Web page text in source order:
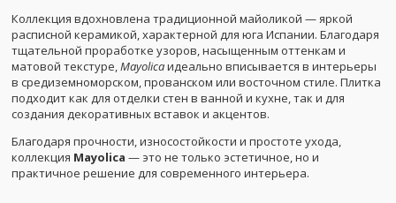
Коллекция вдохновлена традиционной майоликой — яркой
расписной керамикой, характерной для юга Испании. Благодаря
тщательной проработке узоров, насыщенным оттенкам и
матовой текстуре,Mayolicaидеально вписывается в интерьеры
в средиземноморском, прованском или восточном стиле. Плитка
подходит как для отделки стен в ванной и кухне, так и для
создания декоративных вставок и акцентов.
Благодаря прочности, износостойкости и простоте ухода,
коллекция Mayolica — это не только эстетичное, но и
практичное решение для современного интерьера.